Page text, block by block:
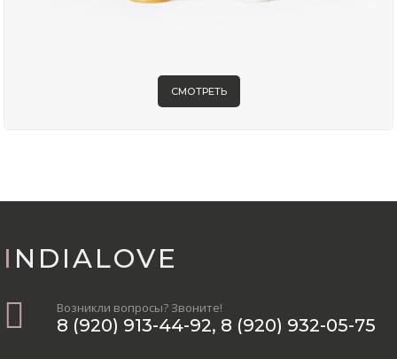
СМОТРЕТЬ
INDIALOVE
Возникли вопросы? Звоните!
8 (920) 913-44-92, 8 (920) 932-05-75